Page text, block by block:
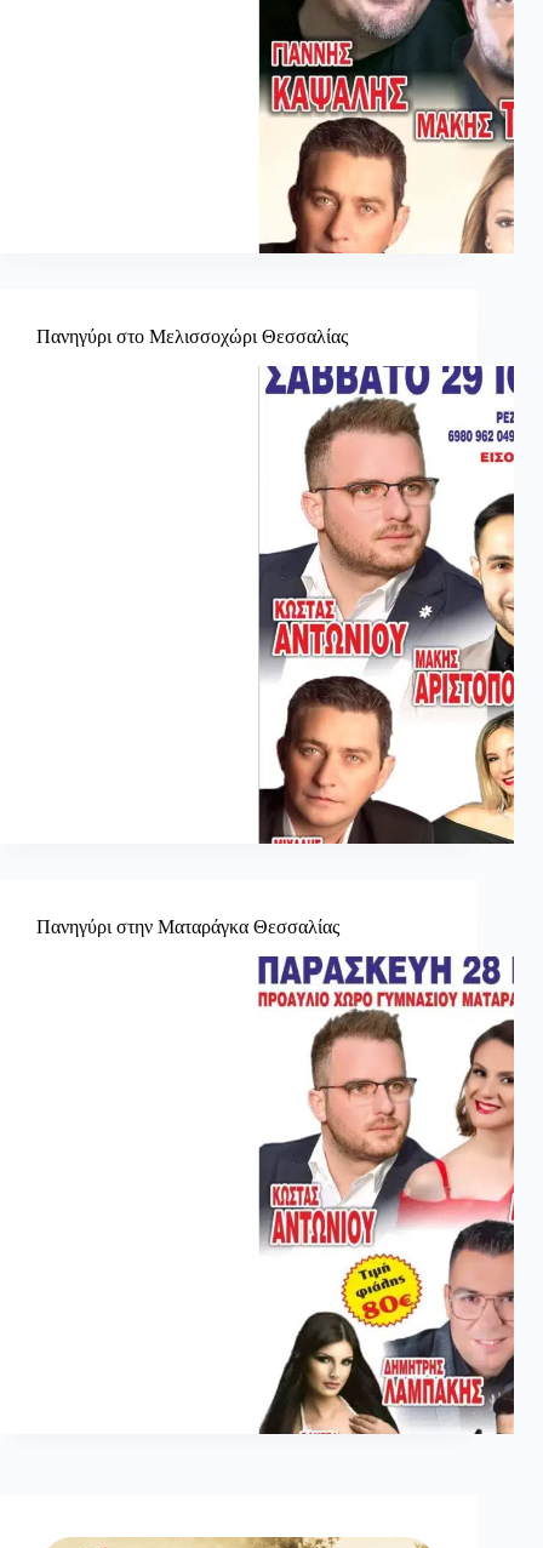
Πανηγύρι στο Μελισσοχώρι Θεσσαλίας
Πανηγύρι στην Ματαράγκα Θεσσαλίας